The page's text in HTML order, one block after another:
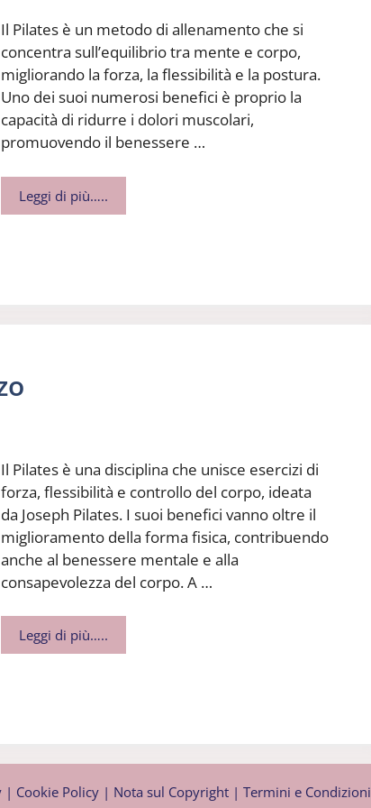
Il Pilates è un metodo di allenamento che si
concentra sull’equilibrio tra mente e corpo,
migliorando la forza, la flessibilità e la postura.
Uno dei suoi numerosi benefici è proprio la
capacità di ridurre i dolori muscolari,
promuovendo il benessere …
Leggi di più…..
Il Pilates è una disciplina che unisce esercizi di
forza, flessibilità e controllo del corpo, ideata
da Joseph Pilates. I suoi benefici vanno oltre il
miglioramento della forma fisica, contribuendo
anche al benessere mentale e alla
consapevolezza del corpo. A …
Leggi di più…..
| Cookie Policy | Nota sul Copyright | Termini e Condizioni